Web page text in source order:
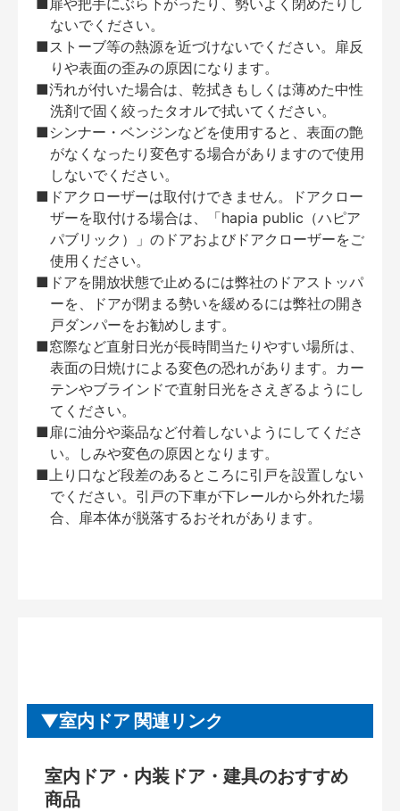
■扉や把手にぶら下がったり、勢いよく閉めたりし
ないでください。
■ストーブ等の熱源を近づけないでください。扉反
りや表面の歪みの原因になります。
■汚れが付いた場合は、乾拭きもしくは薄めた中性
洗剤で固く絞ったタオルで拭いてください。
■シンナー・ベンジンなどを使用すると、表面の艶
がなくなったり変色する場合がありますので使用
しないでください。
■ドアクローザーは取付けできません。ドアクロー
ザーを取付ける場合は、「hapia public（ハピア
パブリック）」のドアおよびドアクローザーをご
使用ください。
■ドアを開放状態で止めるには弊社のドアストッパ
ーを、ドアが閉まる勢いを緩めるには弊社の開き
戸ダンパーをお勧めします。
■窓際など直射日光が長時間当たりやすい場所は、
表面の日焼けによる変色の恐れがあります。カー
テンやブラインドで直射日光をさえぎるようにし
てください。
■扉に油分や薬品など付着しないようにしてくださ
い。しみや変色の原因となります。
■上り口など段差のあるところに引戸を設置しない
でください。引戸の下車が下レールから外れた場
合、扉本体が脱落するおそれがあります。
室内ドア 関連リンク
室内ドア・内装ドア・建具のおすすめ
商品